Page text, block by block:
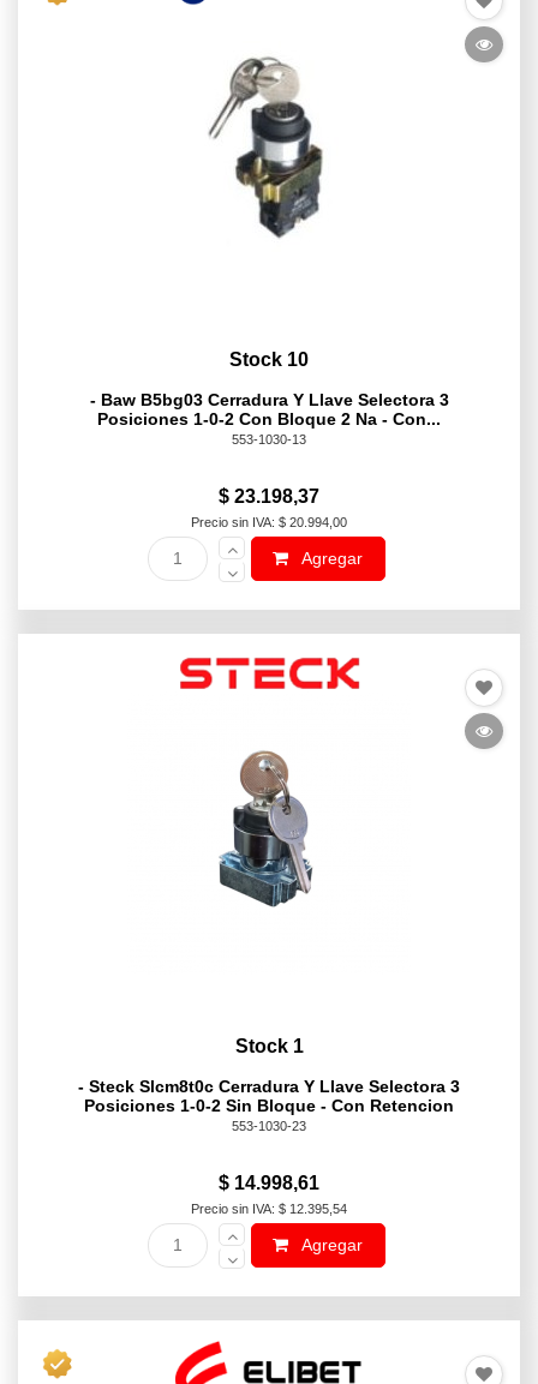
Stock 10
- Baw B5bg03 Cerradura Y Llave Selectora 3
Posiciones 1-0-2 Con Bloque 2 Na - Con...
553-1030-13
$ 23.198,37
Precio sin IVA: $ 20.994,00
Agregar
Stock 1
- Steck Slcm8t0c Cerradura Y Llave Selectora 3
Posiciones 1-0-2 Sin Bloque - Con Retencion
553-1030-23
$ 14.998,61
Precio sin IVA: $ 12.395,54
Agregar